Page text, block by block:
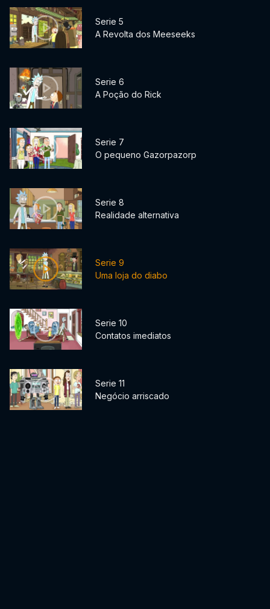
Serie 5
A Revolta dos Meeseeks
Serie 6
A Poção do Rick
Serie 7
O pequeno Gazorpazorp
Serie 8
Realidade alternativa
Serie 9
Uma loja do diabo
Serie 10
Contatos imediatos
Serie 11
Negócio arriscado